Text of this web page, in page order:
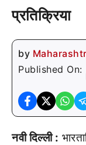
प्रतिक्रिया
by
Published On:
नवी दिल्ली :